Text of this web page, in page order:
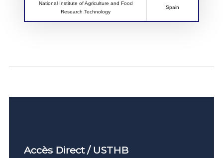
National Institute of Agriculture and Food
Research Technology
Spain
Accès Direct / USTHB